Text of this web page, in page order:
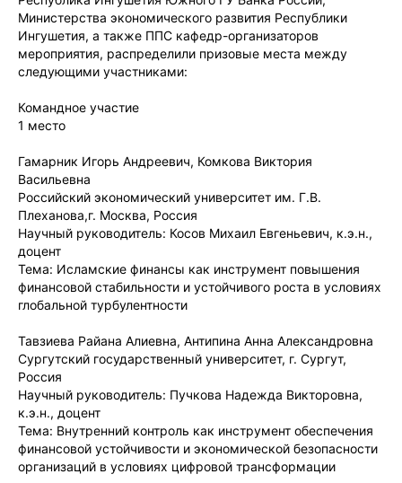
Министерства экономического развития Республики
Ингушетия, а также ППС кафедр-организаторов
мероприятия, распределили призовые места между
следующими участниками:
Командное участие
1 место
Гамарник Игорь Андреевич, Комкова Виктория
Васильевна
Российский экономический университет им. Г.В.
Плеханова,г. Москва, Россия
Научный руководитель: Косов Михаил Евгеньевич, к.э.н.,
доцент
Тема: Исламские финансы как инструмент повышения
финансовой стабильности и устойчивого роста в условиях
глобальной турбулентности
Тавзиева Райана Алиевна, Антипина Анна Александровна
Сургутский государственный университет, г. Сургут,
Россия
Научный руководитель: Пучкова Надежда Викторовна,
к.э.н., доцент
Тема: Внутренний контроль как инструмент обеспечения
финансовой устойчивости и экономической безопасности
организаций в условиях цифровой трансформации